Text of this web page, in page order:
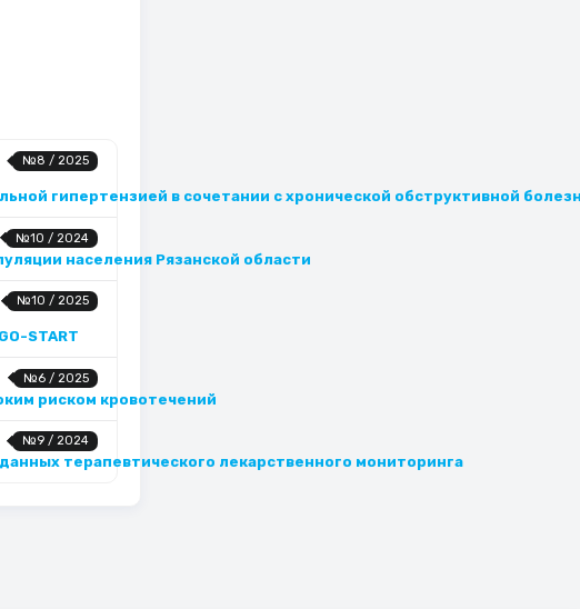
№8 / 2025
гипертензией в сочетании с хронической обструктивной
№10 / 2024
населения Рязанской области
№10 / 2025
START
№6 / 2025
риском кровотечений
№9 / 2024
терапевтического лекарственного мониторинга